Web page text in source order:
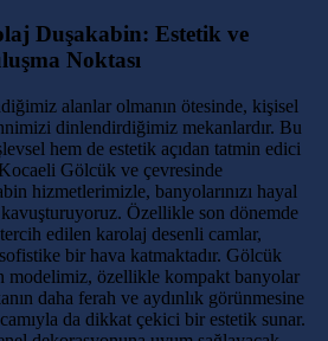
Duşakabin: Estetik ve
Noktası
alanlar olmanın ötesinde, kişisel
dinlendirdiğimiz mekanlardır. Bu
hem de estetik açıdan tatmin edici
Gölcük ve çevresinde
hizmetlerimizle, banyolarınızı hayal
Özellikle son dönemde
edilen karolaj desenli camlar,
bir hava katmaktadır. Gölcük
modelimiz, özellikle kompakt banyolar
daha ferah ve aydınlık görünmesine
da dikkat çekici bir estetik sunar.